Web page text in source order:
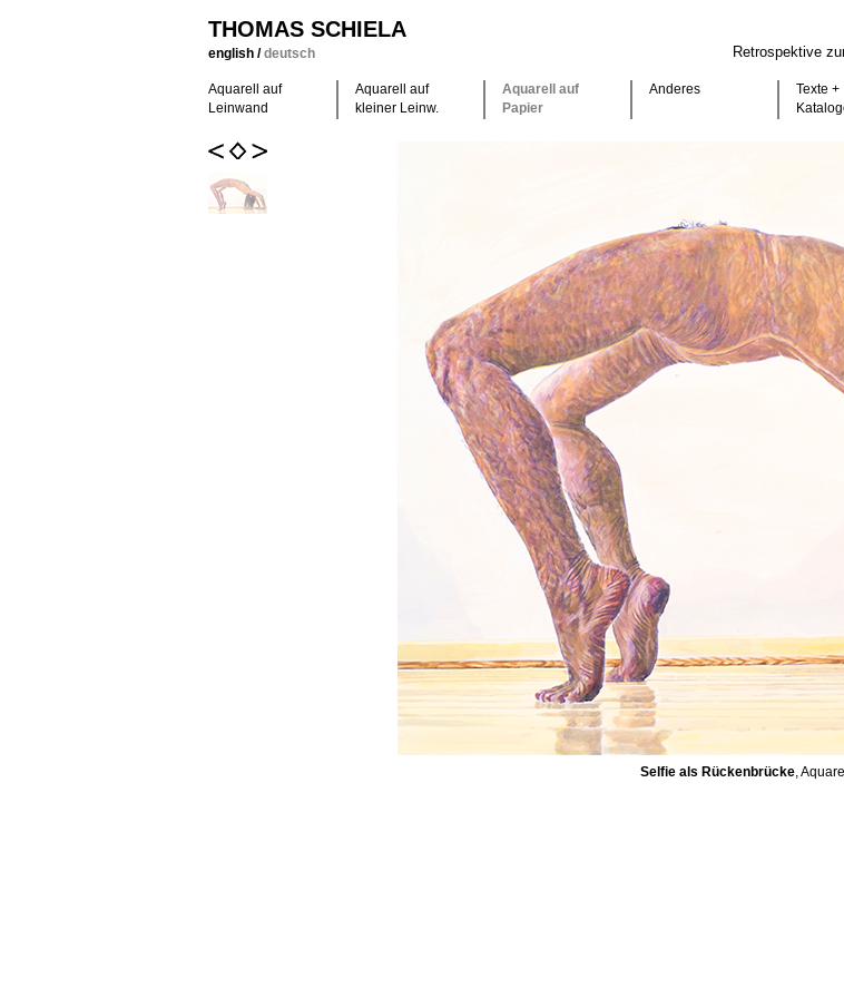
THOMAS SCHIELA
english /deutsch
Retrospektive
Aquarell auf
Leinwand
Aquarell auf
kleiner Leinw.
Aquarell auf
Papier
Anderes
Texte +
Selfie als Rückenbrücke,